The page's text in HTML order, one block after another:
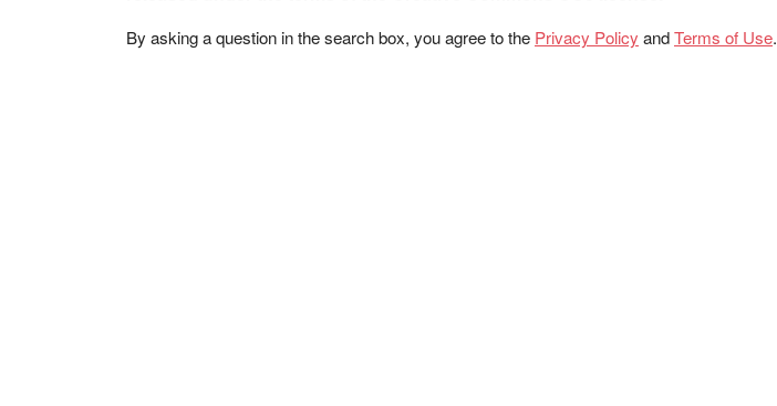
By asking a question in the search box, you agree to the Privacy Policy andTerms of Use.